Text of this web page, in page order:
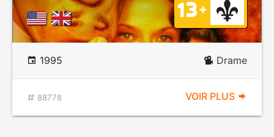
1995 Drame
88778 VOIR PLUS